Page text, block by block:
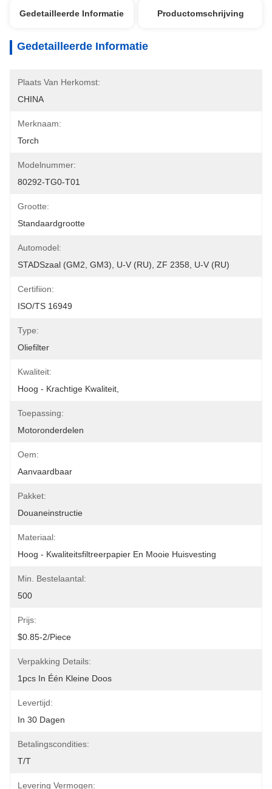
Gedetailleerde Informatie Productomschrijving
Gedetailleerde Informatie
Plaats Van Herkomst:
CHINA
Merknaam:
Torch
Modelnummer:
80292-TG0-T01
Grootte:
Standaardgrootte
Automodel:
STADSzaal (GM2, GM3), U-V (RU), ZF 2358, U-V (RU)
Certifiion:
ISO/TS 16949
Type:
Oliefilter
Kwaliteit:
Hoog - Krachtige Kwaliteit,
Toepassing:
Motoronderdelen
Oem:
Aanvaardbaar
Pakket:
Douaneinstructie
Materiaal:
Hoog - Kwaliteitsfiltreerpapier En Mooie Huisvesting
Min. Bestelaantal:
500
Prijs:
$0.85-2/piece
Verpakking Details:
1pcs In Één Kleine Doos
Levertijd:
In 30 Dagen
Betalingscondities:
T/T
Levering Vermogen: